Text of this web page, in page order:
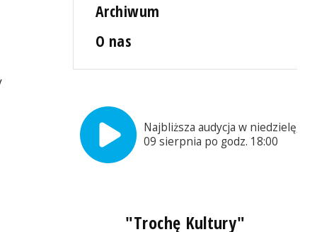
Archiwum
O nas
Najbliższa audycja w niedzielę,
09 sierpnia po godz. 18:00
"Trochę Kultury"